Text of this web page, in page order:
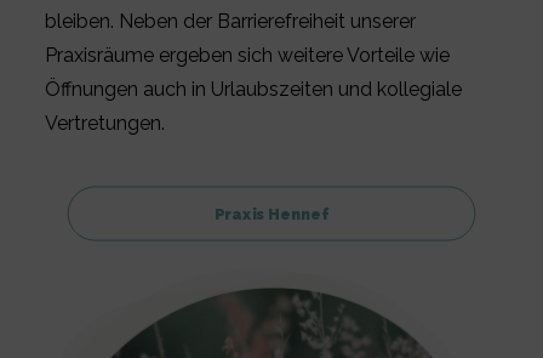
bleiben. Neben der Barrierefreiheit unserer
Praxisräume ergeben sich weitere Vorteile wie
Öffnungen auch in Urlaubszeiten und kollegiale
Vertretungen.
Praxis Hennef